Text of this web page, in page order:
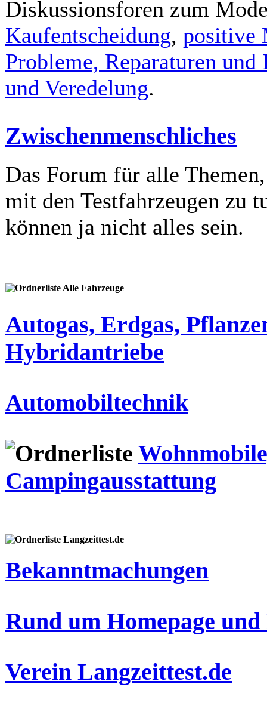
Diskussionsforen zum
Kaufentscheidung, positive
Probleme, Reparaturen und
und Veredelung.
Zwischenmenschliches
Das Forum für alle
mit den Testfahrzeugen zu
können ja nicht alles sein.
Alle Fahrzeuge
Autogas, Erdgas,
Hybridantriebe
Automobiltechnik
Campingausstattung
Langzeittest.de
Bekanntmachungen
Rund um Homepage und
Verein Langzeittest.de